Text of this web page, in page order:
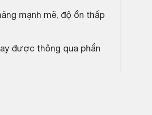
mạnh mẽ, độ ồn thấp
được thông qua phần